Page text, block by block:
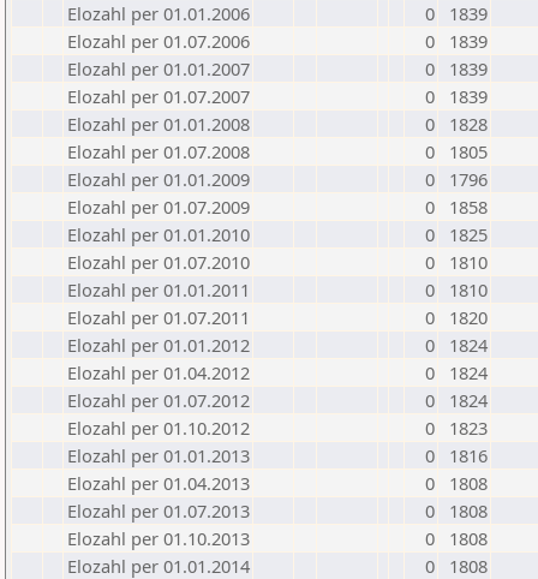
Elozahl per 01.01.2006
0
1839
Elozahl per 01.07.2006
0
1839
Elozahl per 01.01.2007
0
1839
Elozahl per 01.07.2007
0
1839
Elozahl per 01.01.2008
0
1828
Elozahl per 01.07.2008
0
1805
Elozahl per 01.01.2009
0
1796
Elozahl per 01.07.2009
0
1858
Elozahl per 01.01.2010
0
1825
Elozahl per 01.07.2010
0
1810
Elozahl per 01.01.2011
0
1810
Elozahl per 01.07.2011
0
1820
Elozahl per 01.01.2012
0
1824
Elozahl per 01.04.2012
0
1824
Elozahl per 01.07.2012
0
1824
Elozahl per 01.10.2012
0
1823
Elozahl per 01.01.2013
0
1816
Elozahl per 01.04.2013
0
1808
Elozahl per 01.07.2013
0
1808
Elozahl per 01.10.2013
0
1808
Elozahl per 01.01.2014
0
1808